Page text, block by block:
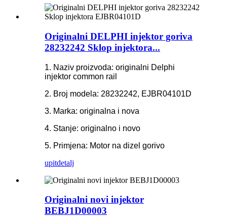
Originalni DELPHI injektor goriva
28232242 Sklop injektora...
1. Naziv proizvoda: originalni Delphi
injektor common rail
2. Broj modela: 28232242, EJBR04101D
3. Marka: originalna i nova
4. Stanje: originalno i novo
5. Primjena: Motor na dizel gorivo
upitdetalj
Originalni novi injektor
BEBJ1D00003